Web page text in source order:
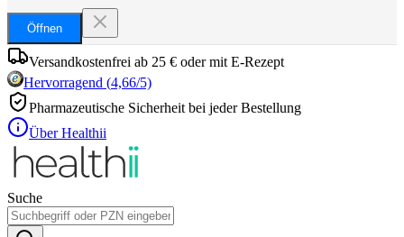
Öffnen
Versandkostenfrei ab 25 € oder mit E-Rezept
Hervorragend (4,66/5)
Pharmazeutische Sicherheit bei jeder Bestellung
Über Healthii
Suche